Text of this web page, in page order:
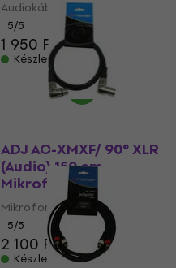
Audiokábel
5/5
1 950 Ft
Készleten
ADJ AC-XMXF/ 90° XLR
(Audio) 150 cm
Mikrofonkábel
Mikrofonkábel
5/5
2 100 Ft
Készleten